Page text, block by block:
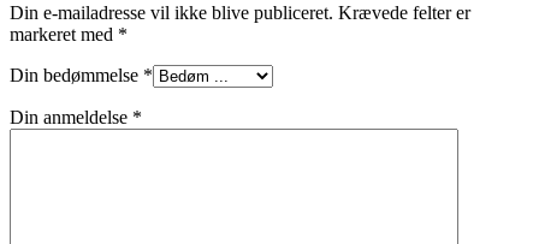
Din e-mailadresse vil ikke blive publiceret. Krævede felter er
markeret med *
Din bedømmelse *
Din anmeldelse *